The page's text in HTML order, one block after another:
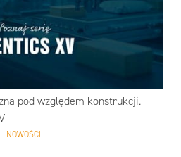
pod względem konstrukcji.
NOWOŚCI